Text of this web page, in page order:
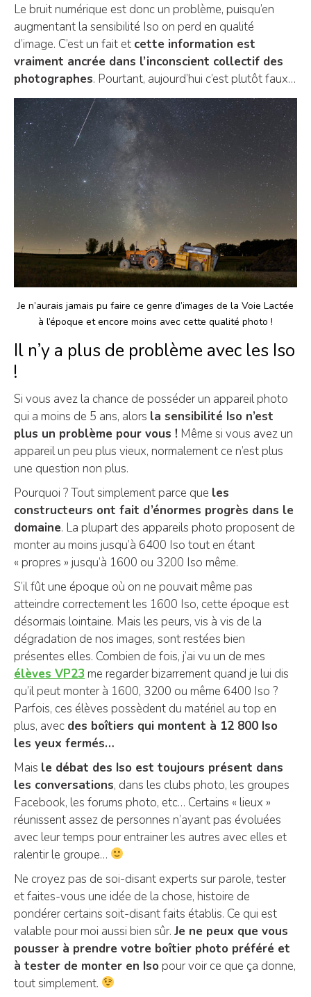
Le bruit numérique est donc un problème, puisqu’en
augmentant la sensibilité Iso on perd en qualité
d’image. C’est un fait et cette information est
vraiment ancrée dans l’inconscient collectif des
photographes. Pourtant, aujourd’hui c’est plutôt faux…
Je n’aurais jamais pu faire ce genre d’images de la Voie Lactée
à l’époque et encore moins avec cette qualité photo !
Il n’y a plus de problème avec les Iso
!
Si vous avez la chance de posséder un appareil photo
qui a moins de 5 ans, alors la sensibilité Iso n’est
plus un problème pour vous ! Même si vous avez un
appareil un peu plus vieux, normalement ce n’est plus
une question non plus.
Pourquoi ? Tout simplement parce que les
constructeurs ont fait d’énormes progrès dans le
domaine. La plupart des appareils photo proposent de
monter au moins jusqu’à 6400 Iso tout en étant
« propres » jusqu’à 1600 ou 3200 Iso même.
S’il fût une époque où on ne pouvait même pas
atteindre correctement les 1600 Iso, cette époque est
désormais lointaine. Mais les peurs, vis à vis de la
dégradation de nos images, sont restées bien
présentes elles. Combien de fois, j’ai vu un de mes
élèves VP23 me regarder bizarrement quand je lui dis
qu’il peut monter à 1600, 3200 ou même 6400 Iso ?
Parfois, ces élèves possèdent du matériel au top en
plus, avec des boîtiers qui montent à 12 800 Iso
les yeux fermés…
Mais le débat des Iso est toujours présent dans
les conversations, dans les clubs photo, les groupes
Facebook, les forums photo, etc… Certains « lieux »
réunissent assez de personnes n’ayant pas évoluées
avec leur temps pour entrainer les autres avec elles et
ralentir le groupe…
Ne croyez pas de soi-disant experts sur parole, tester
et faites-vous une idée de la chose, histoire de
pondérer certains soit-disant faits établis. Ce qui est
valable pour moi aussi bien sûr. Je ne peux que vous
pousser à prendre votre boîtier photo préféré et
à tester de monter en Iso pour voir ce que ça donne,
tout simplement.